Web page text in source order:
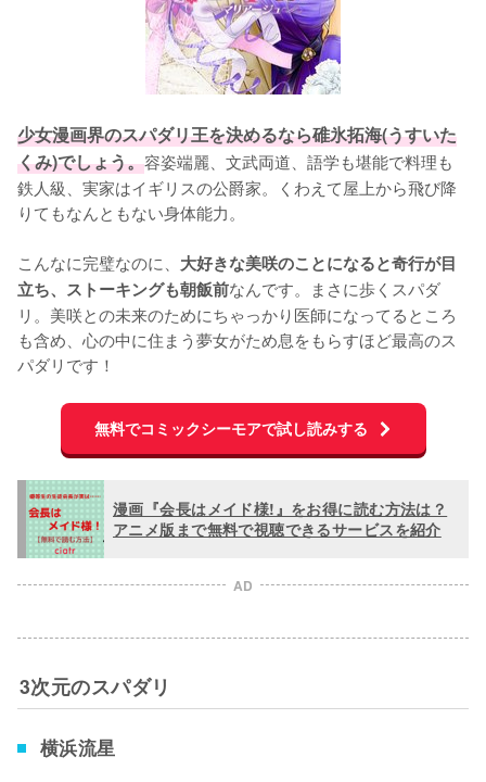
少女漫画界のスパダリ王を決めるなら碓氷拓海(うすいた
くみ)でしょう。容姿端麗、文武両道、語学も堪能で料理も
鉄人級、実家はイギリスの公爵家。くわえて屋上から飛び降
りてもなんともない身体能力。
こんなに完璧なのに、 大好きな美咲のことになると奇行が目
立ち、ストーキングも朝飯前なんです。まさに歩くスパダ
リ。美咲との未来のためにちゃっかり医師になってるところ
も含め、心の中に住まう夢女がため息をもらすほど最高のス
パダリです！
無料でコミックシーモアで試し読みする
漫画『会長はメイド様!』をお得に読む方法は？
アニメ版まで無料で視聴できるサービスを紹介
AD
3次元のスパダリ
横浜流星